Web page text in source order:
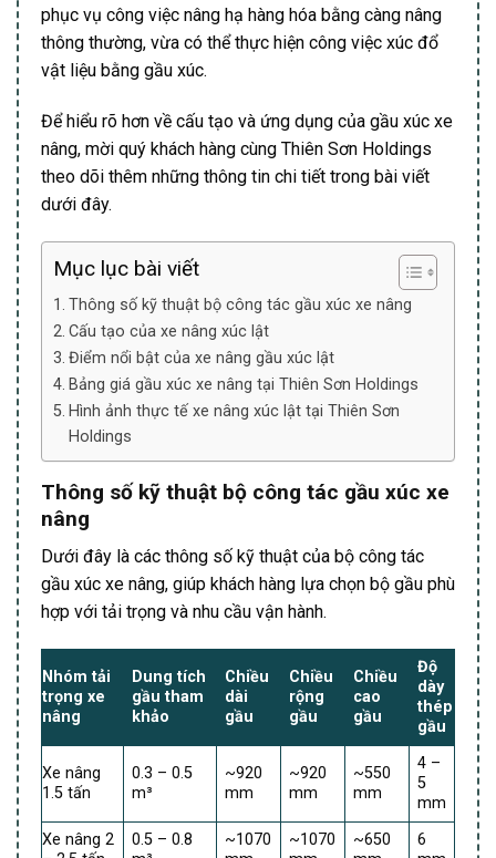
phục vụ công việc nâng hạ hàng hóa bằng càng nâng
thông thường, vừa có thể thực hiện công việc xúc đổ
vật liệu bằng gầu xúc.
Để hiểu rõ hơn về cấu tạo và ứng dụng của gầu xúc xe
nâng, mời quý khách hàng cùng Thiên Sơn Holdings
theo dõi thêm những thông tin chi tiết trong bài viết
dưới đây.
Mục lục bài viết
Thông số kỹ thuật bộ công tác gầu xúc xe nâng
Cấu tạo của xe nâng xúc lật
Điểm nổi bật của xe nâng gầu xúc lật
Bảng giá gầu xúc xe nâng tại Thiên Sơn Holdings
Hình ảnh thực tế xe nâng xúc lật tại Thiên Sơn
Holdings
Thông số kỹ thuật bộ công tác gầu xúc xe
nâng
Dưới đây là các thông số kỹ thuật của bộ công tác
gầu xúc xe nâng, giúp khách hàng lựa chọn bộ gầu phù
hợp với tải trọng và nhu cầu vận hành.
Nhóm tải
trọng xe
nâng
Dung tích
gầu tham
khảo
Chiều
dài
gầu
Chiều
rộng
gầu
Chiều
cao
gầu
Độ
dày
thép
gầu
Xe nâng
1.5 tấn
0.3 – 0.5
m³
~920
mm
~920
mm
~550
mm
4 –
5
mm
Xe nâng 2
0.5 – 0.8
~1070
~1070
~650
6